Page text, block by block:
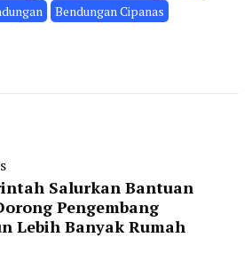
Bendungan Cipanas
Salurkan Bantuan
Pengembang
Lebih Banyak Rumah